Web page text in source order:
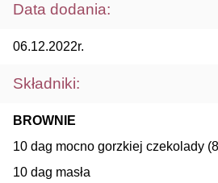
Data dodania:
06.12.2022r.
Składniki:
BROWNIE
10 dag mocno gorzkiej czekolady
10 dag masła